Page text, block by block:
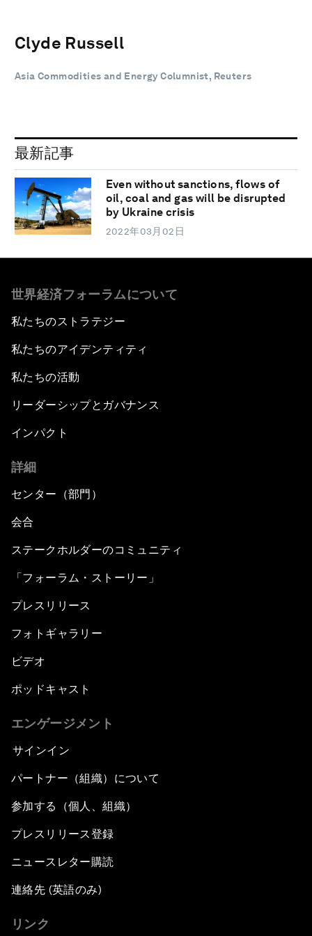
Clyde Russell
Asia Commodities and Energy Columnist, Reuters
最新記事
Even without sanctions, flows of
oil, coal and gas will be disrupted
by Ukraine crisis
2022年03月02日
世界経済フォーラムについて
私たちのストラテジー
私たちのアイデンティティ
私たちの活動
リーダーシップとガバナンス
インパクト
詳細
センター（部門）
会合
ステークホルダーのコミュニティ
「フォーラム・ストーリー」
プレスリリース
フォトギャラリー
ビデオ
ポッドキャスト
エンゲージメント
サインイン
パートナー（組織）について
参加する（個人、組織）
プレスリリース登録
ニュースレター購読
連絡先 (英語のみ)
リンク